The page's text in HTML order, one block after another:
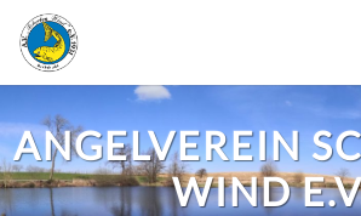
Zum
Inhalt
springen
ANGELVEREIN
WIND